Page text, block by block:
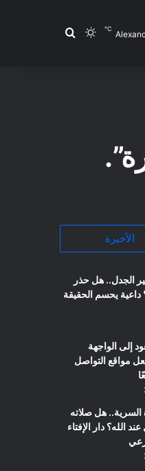
℃ الوضع المظلم
الأخيرة
الجدل.. هل حذر
يحسم الحقيقة
إلى الواجهة
مواقع التواصل
هل صلاته
الله؟ دار الإفتاء